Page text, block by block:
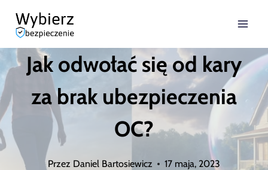
Przejdź
treści Jak odwołać się od kary
za brak ubezpieczenia
OC?
Przez Daniel Bartosiewicz 17 maja, 2023